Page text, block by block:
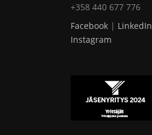
+358 440 677 776
Facebook | LinkedIn
Instagram